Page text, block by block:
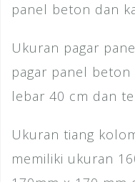
panel beton dan
Ukuran pagar
pagar panel beton
lebar 40 cm dan
Ukuran tiang
memiliki ukuran